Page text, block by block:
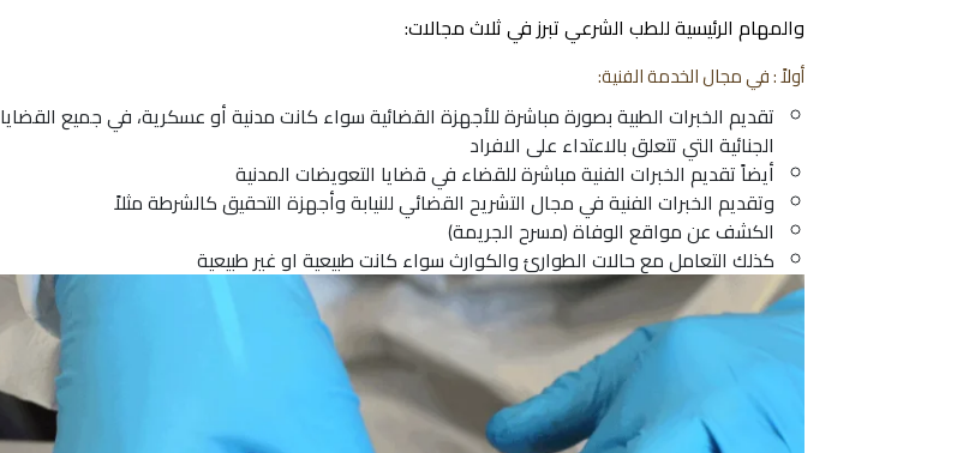
والمهام الرئيسية للطب الشرعي تبرز في ثلاث مجالات:
أولاً : في مجال الخدمة الفنية:
تقديم الخبرات الطبية بصورة مباشرة للأجهزة القضائية سواء كانت مدنية أو عسكرية، في جميع القضايا
الجنائية التي تتعلق بالاعتداء على الافراد
أيضاً تقديم الخبرات الفنية مباشرة للقضاء في قضايا التعويضات المدنية
وتقديم الخبرات الفنية في مجال التشريح القضائي للنيابة وأجهزة التحقيق كالشرطة مثلاً
الكشف عن مواقع الوفاة (مسرح الجريمة)
كذلك التعامل مع حالات الطوارئ والكوارث سواء كانت طبيعية او غير طبيعية